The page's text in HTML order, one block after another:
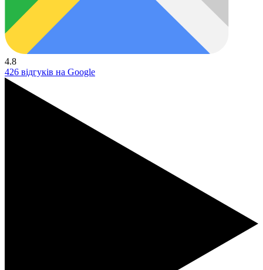
4.8
426 відгуків на Google